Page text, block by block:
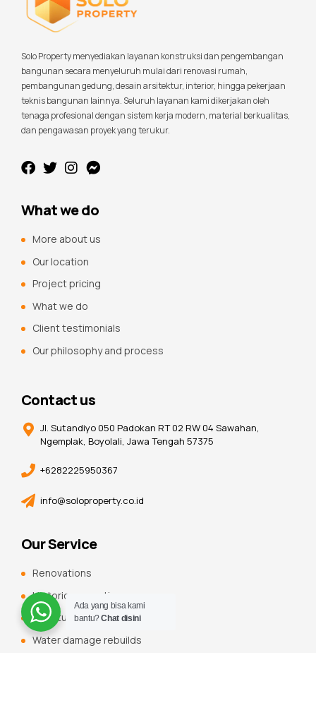
Solo Property menyediakan layanan konstruksi dan pengembangan
bangunan secara menyeluruh mulai dari renovasi rumah,
pembangunan gedung, desain arsitektur, interior, hingga pekerjaan
teknis bangunan lainnya. Seluruh layanan kami dikerjakan oleh
tenaga profesional dengan sistem kerja modern, material berkualitas,
dan pengawasan proyek yang terukur.
What we do
More about us
Our location
Project pricing
What we do
Client testimonials
Our philosophy and process
Contact us
Jl. Sutandiyo 050 Padokan RT 02 RW 04 Sawahan,
Ngemplak, Boyolali, Jawa Tengah 57375
+6282225950367
info@soloproperty.co.id
Our Service
Renovations
Historic renovations
Constuction additions
Water damage rebuilds
Ada yang bisa kami
bantu?Chat disini